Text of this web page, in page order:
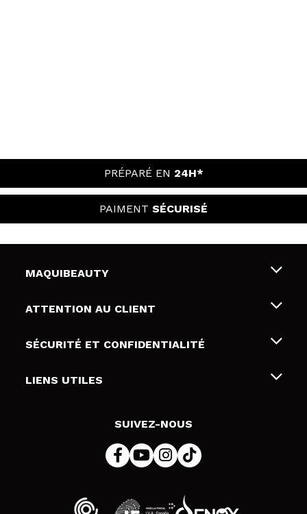
PRÉPARÉ EN 24H*
PAIMENT SÉCURISÉ
MAQUIBEAUTY
Qui sommes nous
Cartes-cadeaux
ATTENTION AU CLIENT
Livraison & retour
Modes de paiement
SÉCURITÉ ET CONFIDENTIALITÉ
Conditions et confidentialité
LIENS UTILES
SUIVEZ-NOUS